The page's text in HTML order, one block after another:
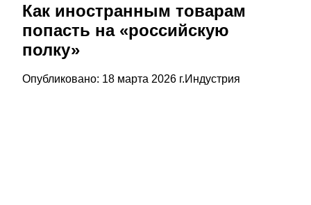
Как иностранным товарам
попасть на «российскую
полку»
Опубликовано: 18 марта 2026 г.Индустрия